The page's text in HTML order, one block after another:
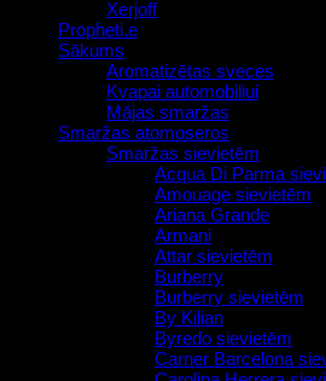
Xerjoff
Propheti.e
Sākums
Aromatizētas sveces
Kvapai automobiliui
Mājas smaržas
Smaržas atomoseros
Smaržas sievietēm
Acqua Di Parma
Amouage sievietēm
Ariana Grande
Armani
Attar sievietēm
Burberry
Burberry sievietēm
By Kilian
Byredo sievietēm
Carner Barcelona